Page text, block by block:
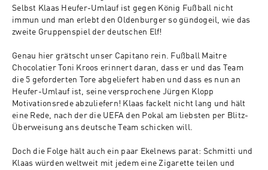
Selbst Klaas Heufer-Umlauf ist gegen König Fußball nicht
immun und man erlebt den Oldenburger so gündogeil, wie das
zweite Gruppenspiel der deutschen Elf!
Genau hier grätscht unser Capitano rein. Fußball Maitre
Chocolatier Toni Kroos erinnert daran, dass er und das Team
die 5 geforderten Tore abgeliefert haben und dass es nun an
Heufer-Umlauf ist, seine versprochene Jürgen Klopp
Motivationsrede abzuliefern! Klaas fackelt nicht lang und hält
eine Rede, nach der die UEFA den Pokal am liebsten per Blitz-
Überweisung ans deutsche Team schicken will.
Doch die Folge hält auch ein paar Ekelnews parat: Schmitti und
Klaas würden weltweit mit jedem eine Zigarette teilen und